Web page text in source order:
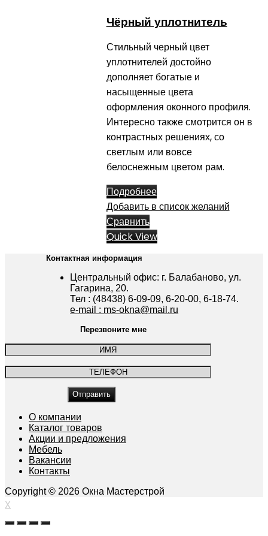
Чёрный уплотнитель
Стильный черный цвет
уплотнителей достойно
дополняет богатые и
насыщенные цвета
оформления оконного профиля.
Интересно также смотрится он в
контрастных решениях, со
светлым или вовсе
белоснежным цветом рам.
Подробнее
Добавить в список желаний
Сравнить
Quick View
Контактная информация
Центральный офис: г. Балабаново, ул.
Гагарина, 20.
Тел : (48438) 6-09-09, 6-20-00, 6-18-74.
e-mail : ms-okna@mail.ru
Перезвоните мне
О компании
Каталог товаров
Акции и предложения
Мебель
Вакансии
Контакты
Copyright © 2026 Окна Мастерстрой
X